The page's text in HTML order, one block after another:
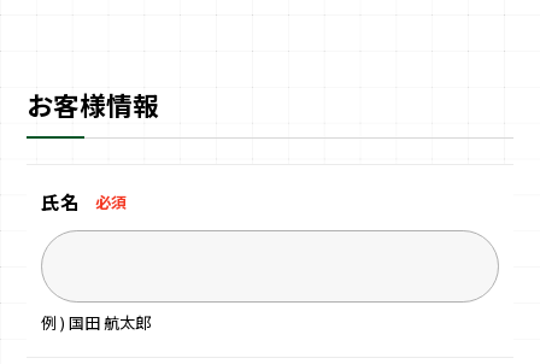
お客様情報
氏名 必須
例 ) 国田 航太郎